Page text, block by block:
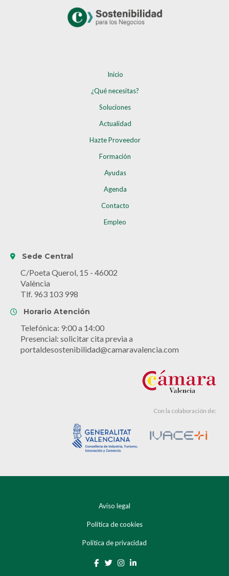
Inicio
¿Qué necesitas?
Soluciones
Actualidad
Hazte Proveedor
Formación
Ayudas
Agenda
Contacto
Empleo
Sede Central
C/Poeta Querol, 15 - 46002
València
Tlf. 963 103 998
Horario Atención
Telefónica: 9:00 a 14:00
Presencial: solicitar cita previa a
portaldesostenibilidad@camaravalencia.com
Con la colaboración de:
Aviso legal
Política de cookies
Política de privacidad